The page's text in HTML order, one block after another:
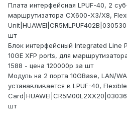
Плата интерфейсная LPUF-40, 2
маршрутизатора CX600-X3/X8,
шт
Блок интерфейсный Integrated Line
10GE XFP ports, для
1588 - цена 120000р за шт
Модуль на 2 порта 10GBase, LAN/
устанавливается в LPUF-40, Flexible
шт